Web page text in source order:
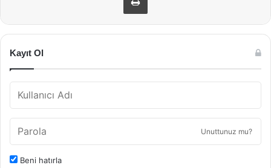
Kayıt Ol
Unuttunuz mu?
Beni hatırla